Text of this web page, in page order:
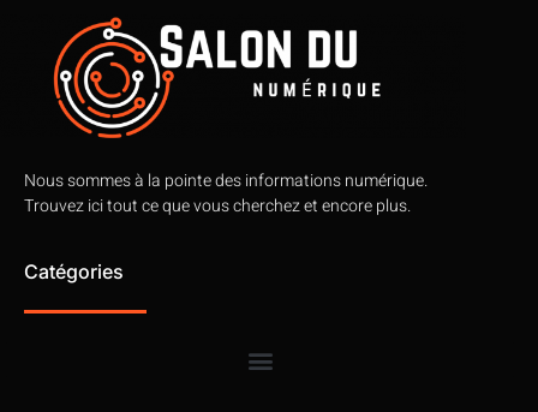
Nous sommes à la pointe des informations numérique.
Trouvez ici tout ce que vous cherchez et encore plus.
Catégories